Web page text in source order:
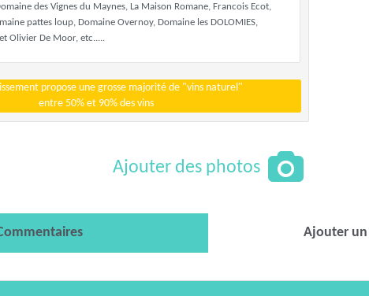
des Vignes du Maynes, La Maison Romane, Francois Ecot,
pattes loup, Domaine Overnoy, Domaine les DOLOMIES,
Olivier De Moor, etc.....
propose une grosse majorité de "vins naturel"
entre 50% et 90% des vins
Ajouter des photos
Ajouter